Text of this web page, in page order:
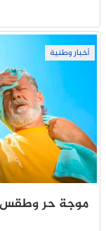
أخبار وطنية
موجة حر وطقس